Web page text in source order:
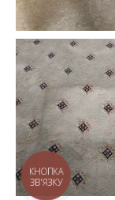
КНОПКА
ЗВ'ЯЗКУ